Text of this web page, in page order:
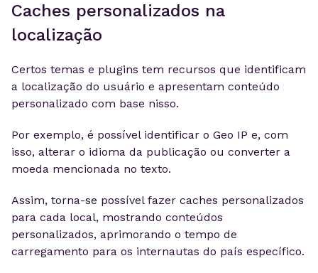
Caches personalizados na
localização
Certos temas e plugins tem recursos que identificam
a localização do usuário e apresentam conteúdo
personalizado com base nisso.
Por exemplo, é possível identificar o Geo IP e, com
isso, alterar o idioma da publicação ou converter a
moeda mencionada no texto.
Assim, torna-se possível fazer caches personalizados
para cada local, mostrando conteúdos
personalizados, aprimorando o tempo de
carregamento para os internautas do país específico.